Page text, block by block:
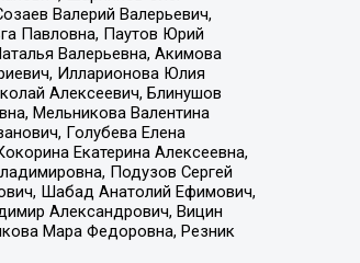
Валерий Валерьевич,
Павловна, Паутов Юрий
Валерьевна, Акимова
Илларионова Юлия
Алексеевич, Блинушов
Мельникова Валентина
Голубева Елена
Екатерина Алексеевна,
Подузов Сергей
Шабад Анатолий Ефимович,
Александрович, Вицин
Мара Федоровна, Резник